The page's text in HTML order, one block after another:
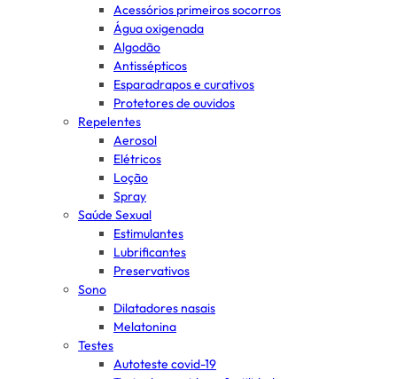
Acessórios primeiros socorros
Água oxigenada
Algodão
Antissépticos
Esparadrapos e curativos
Protetores de ouvidos
Repelentes
Aerosol
Elétricos
Loção
Spray
Saúde Sexual
Estimulantes
Lubrificantes
Preservativos
Sono
Dilatadores nasais
Melatonina
Testes
Autoteste covid-19